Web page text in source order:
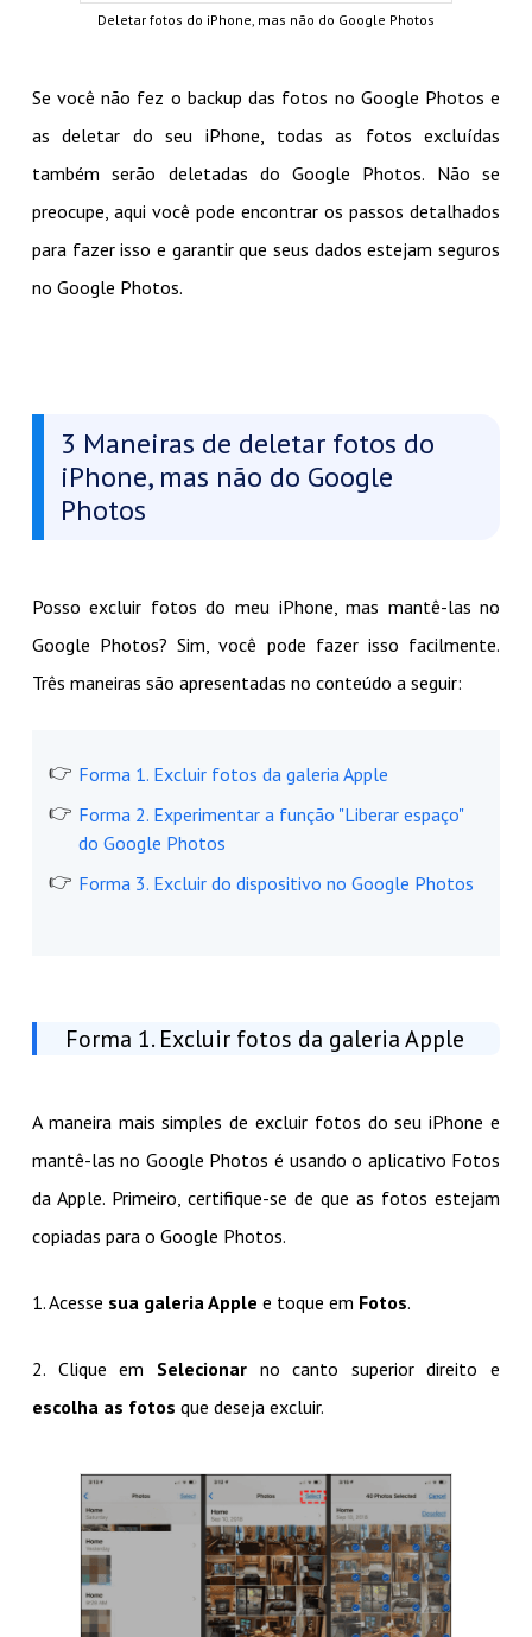
Deletar fotos do iPhone, mas não do Google Photos
Se você não fez o backup das fotos no Google Photos e
as deletar do seu iPhone, todas as fotos excluídas
também serão deletadas do Google Photos. Não se
preocupe, aqui você pode encontrar os passos detalhados
para fazer isso e garantir que seus dados estejam seguros
no Google Photos.
3 Maneiras de deletar fotos do
iPhone, mas não do Google
Photos
Posso excluir fotos do meu iPhone, mas mantê-las no
Google Photos? Sim, você pode fazer isso facilmente.
Três maneiras são apresentadas no conteúdo a seguir:
Forma 1. Excluir fotos da galeria Apple
Forma 2. Experimentar a função "Liberar espaço"
do Google Photos
Forma 3. Excluir do dispositivo no Google Photos
Forma 1. Excluir fotos da galeria Apple
A maneira mais simples de excluir fotos do seu iPhone e
mantê-las no Google Photos é usando o aplicativo Fotos
da Apple. Primeiro, certifique-se de que as fotos estejam
copiadas para o Google Photos.
1. Acesse sua galeria Apple e toque em Fotos.
2. Clique em Selecionarno canto superior direito e
escolha as fotos que deseja excluir.